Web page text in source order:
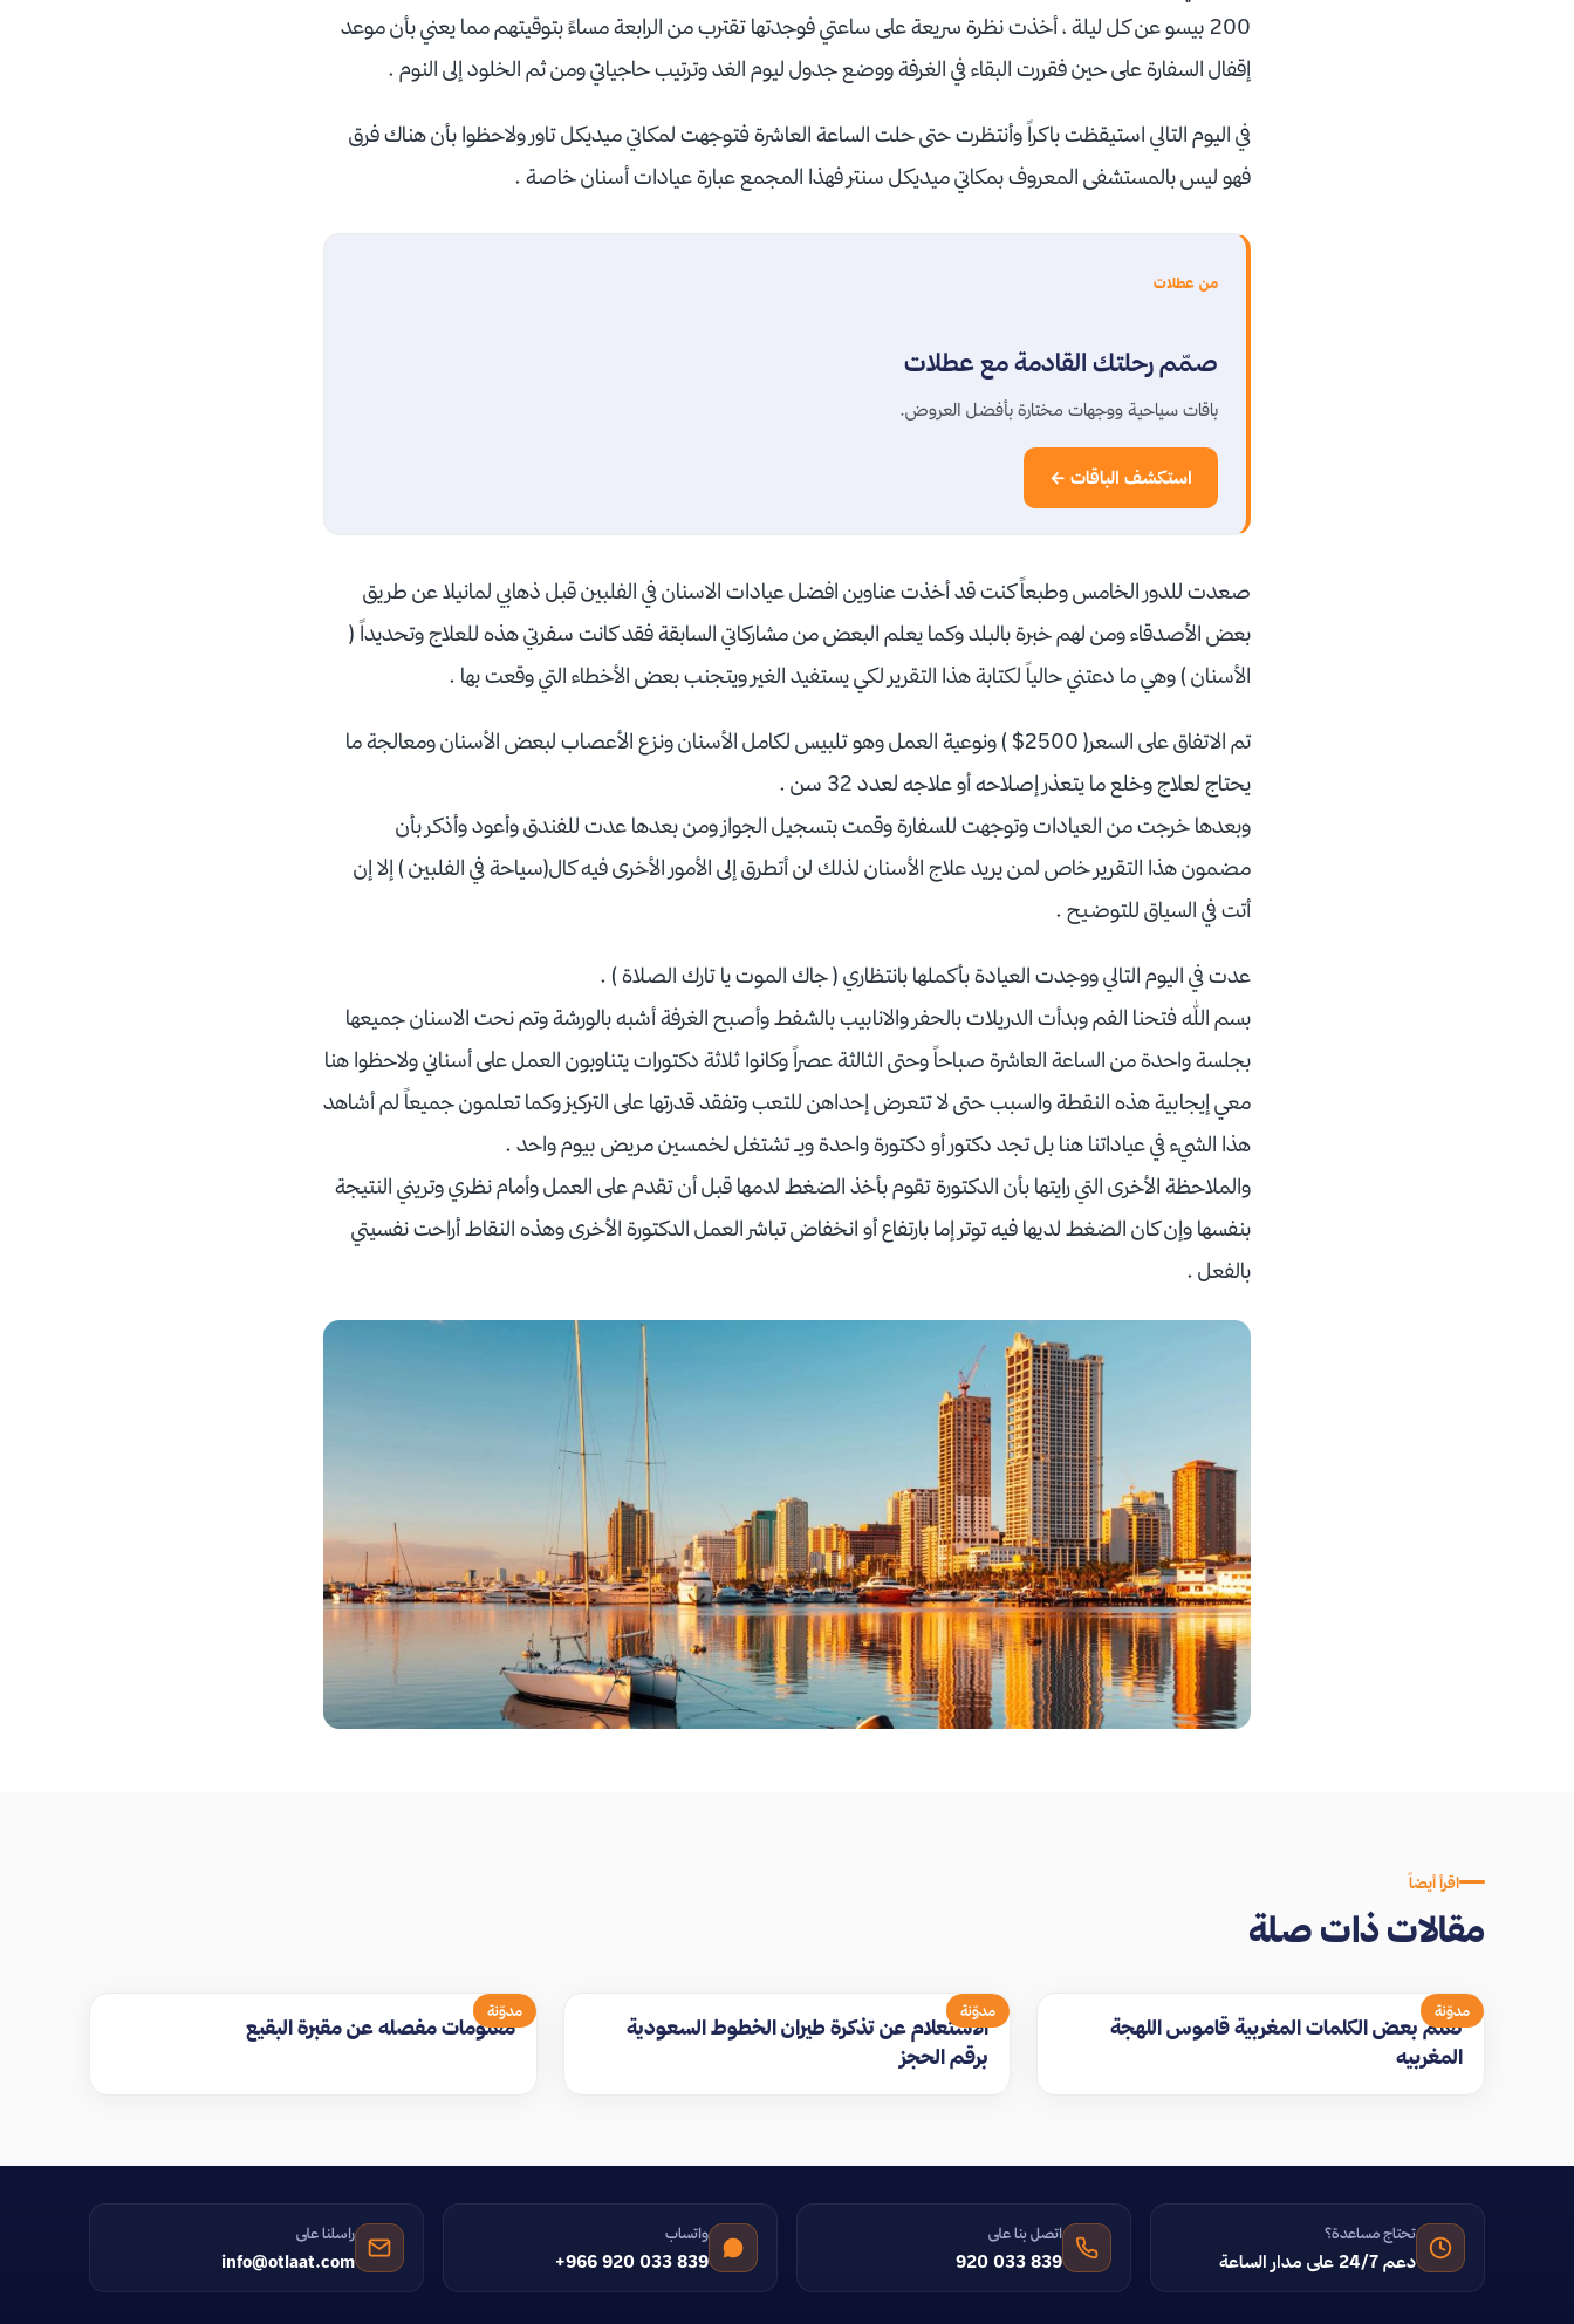
200 بيسو عن كل ليلة ، أخذت نظرة سريعة على ساعتي فوجدتها تقترب من الرابعة مساءً بتوقيتهم مما يعني بأن موعد
إقفال السفارة على حين فقررت البقاء في الغرفة ووضع جدول ليوم الغد وترتيب حاجياتي ومن ثم الخلود إلى النوم .
في اليوم التالي استيقظت باكراً وأنتظرت حتى حلت الساعة العاشرة فتوجهت لمكاتي ميديكل تاور ولاحظوا بأن هناك فرق
فهو ليس بالمستشفى المعروف بمكاتي ميديكل سنتر فهذا المجمع عبارة عيادات أسنان خاصة .
من عطلات
صمّم رحلتك القادمة مع عطلات
باقات سياحية ووجهات مختارة بأفضل العروض.
استكشف الباقات ←
صعدت للدور الخامس وطبعاً كنت قد أخذت عناوين افضل عيادات الاسنان في الفلبين قبل ذهابي لمانيلا عن طريق
بعض الأصدقاء ومن لهم خبرة بالبلد وكما يعلم البعض من مشاركاتي السابقة فقد كانت سفرتي هذه للعلاج وتحديداً (
الأسنان ) وهي ما دعتني حالياً لكتابة هذا التقرير لكي يستفيد الغير ويتجنب بعض الأخطاء التي وقعت بها .
تم الاتفاق على السعر( 2500$ ) ونوعية العمل وهو تلبيس لكامل الأسنان ونزع الأعصاب لبعض الأسنان ومعالجة ما
يحتاج لعلاج وخلع ما يتعذر إصلاحه أو علاجه لعدد 32 سن .
وبعدها خرجت من العيادات وتوجهت للسفارة وقمت بتسجيل الجواز ومن بعدها عدت للفندق وأعود وأذكر بأن
مضمون هذا التقرير خاص لمن يريد علاج الأسنان لذلك لن أتطرق إلى الأمور الأخرى فيه كال(سياحة في الفلبين ) إلا إن
أتت في السياق للتوضيح .
عدت في اليوم التالي ووجدت العيادة بأكملها بانتظاري ( جاك الموت يا تارك الصلاة ) .
بسم الله فتحنا الفم وبدأت الدريلات بالحفر والانابيب بالشفط وأصبح الغرفة أشبه بالورشة وتم نحت الاسنان جميعها
بجلسة واحدة من الساعة العاشرة صباحاً وحتى الثالثة عصراً وكانوا ثلاثة دكتورات يتناوبون العمل على أسناني ولاحظوا هنا
معي إيجابية هذه النقطة والسبب حتى لا تتعرض إحداهن للتعب وتفقد قدرتها على التركيز وكما تعلمون جميعاً لم أشاهد
هذا الشيء في عياداتنا هنا بل تجد دكتور أو دكتورة واحدة ويـ تشتغل لخمسين مريض بيوم واحد .
والملاحظة الأخرى التي رايتها بأن الدكتورة تقوم بأخذ الضغط لدمها قبل أن تقدم على العمل وأمام نظري وتريني النتيجة
بنفسها وإن كان الضغط لديها فيه توتر إما بارتفاع أو انخفاض تباشر العمل الدكتورة الأخرى وهذه النقاط أراحت نفسيتي
بالفعل .
اقرأ أيضاً
مقالات ذات صلة
مدوّنة
تعلم بعض الكلمات المغربية قاموس اللهجة
المغربيه
مدوّنة
الاستعلام عن تذكرة طيران الخطوط السعودية
برقم الحجز
مدوّنة
معلومات مفصله عن مقبرة البقيع
تحتاج مساعدة؟
دعم 24/7 على مدار الساعة
اتصل بنا على
920 033 839
واتساب
+966 920 033 839
راسلنا على
info@otlaat.com